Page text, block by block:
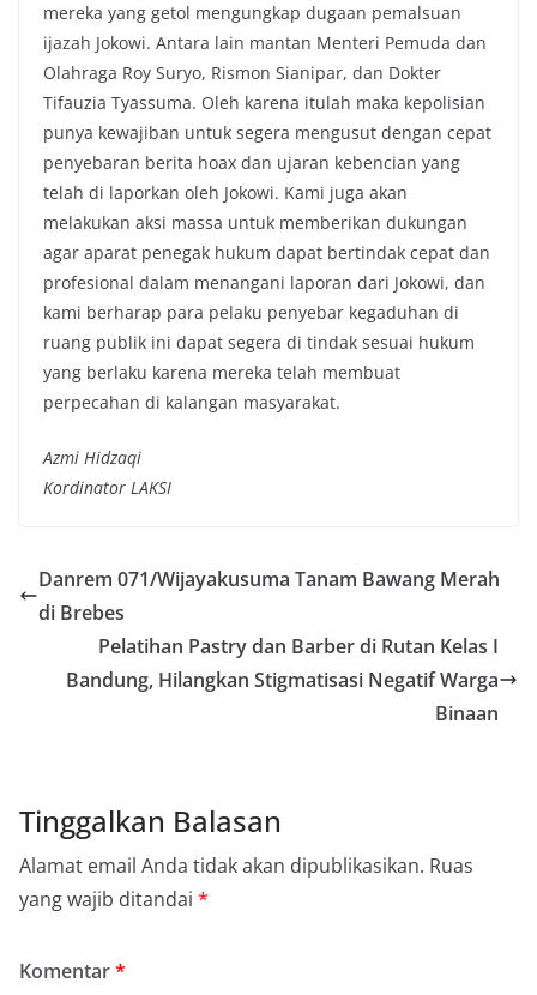
mereka yang getol mengungkap dugaan pemalsuan
ijazah Jokowi. Antara lain mantan Menteri Pemuda dan
Olahraga Roy Suryo, Rismon Sianipar, dan Dokter
Tifauzia Tyassuma. Oleh karena itulah maka kepolisian
punya kewajiban untuk segera mengusut dengan cepat
penyebaran berita hoax dan ujaran kebencian yang
telah di laporkan oleh Jokowi. Kami juga akan
melakukan aksi massa untuk memberikan dukungan
agar aparat penegak hukum dapat bertindak cepat dan
profesional dalam menangani laporan dari Jokowi, dan
kami berharap para pelaku penyebar kegaduhan di
ruang publik ini dapat segera di tindak sesuai hukum
yang berlaku karena mereka telah membuat
perpecahan di kalangan masyarakat.
Azmi Hidzaqi
Kordinator LAKSI
Danrem 071/Wijayakusuma Tanam Bawang Merah
di Brebes
Pelatihan Pastry dan Barber di Rutan Kelas I
Bandung, Hilangkan Stigmatisasi Negatif Warga
Binaan
Tinggalkan Balasan
Alamat email Anda tidak akan dipublikasikan. Ruas
yang wajib ditandai *
Komentar*